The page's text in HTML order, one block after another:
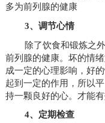
多为前列腺的健康
3、调节心情
除了饮食和锻炼之
前列腺的健康。坏的情
成一定的心理影响，好
起到一定的作用，所以
持一颗良好的心。才能
4、定期检查